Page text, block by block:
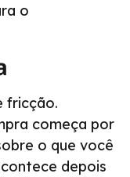
o
fricção.
começa por
o que você
depois